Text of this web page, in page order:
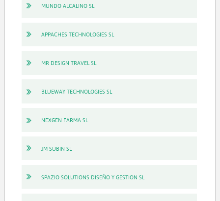
MUNDO ALCALINO SL
APPACHES TECHNOLOGIES SL
MR DESIGN TRAVEL SL
BLUEWAY TECHNOLOGIES SL
NEXGEN FARMA SL
JM SUBIN SL
SPAZIO SOLUTIONS DISEÑO Y GESTION SL